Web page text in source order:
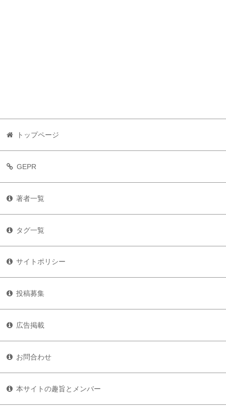
トップページ
GEPR
著者一覧
タグ一覧
サイトポリシー
投稿募集
広告掲載
お問合わせ
本サイトの趣旨とメンバー